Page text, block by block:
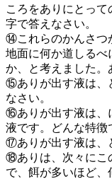
ころをありにとっ
字で答えなさい。
⑭これらのかんさつ
地面に何か道しるべ
か、と考えました。
⑮ありが出す液は、
なさい。
⑯ありが出す液は、
液です。どんな特徴
⑰ありが出す液は、
⑱ありは、次々にこ
で、餌が多いほど、